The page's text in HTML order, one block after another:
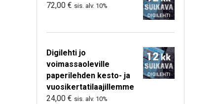
72,00 € sis. alv. 10%
Digilehti jo
voimassaoleville
paperilehden kesto- ja
vuosikertatilaajillemme
24,00 € sis. alv. 10%